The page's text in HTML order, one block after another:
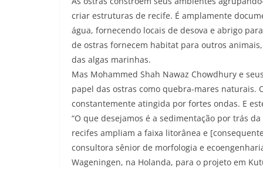
criar estruturas de recife. É amplamente
água, fornecendo locais de desova e abrigo
de ostras fornecem habitat para outros
das algas marinhas.
Mas Mohammed Shah Nawaz Chowdhury e
papel das ostras como quebra-mares naturais.
constantemente atingida por fortes ondas. E
“O que desejamos é a sedimentação por trás
recifes ampliam a faixa litorânea e
consultora sênior de morfologia e
Wageningen, na Holanda, para o projeto em